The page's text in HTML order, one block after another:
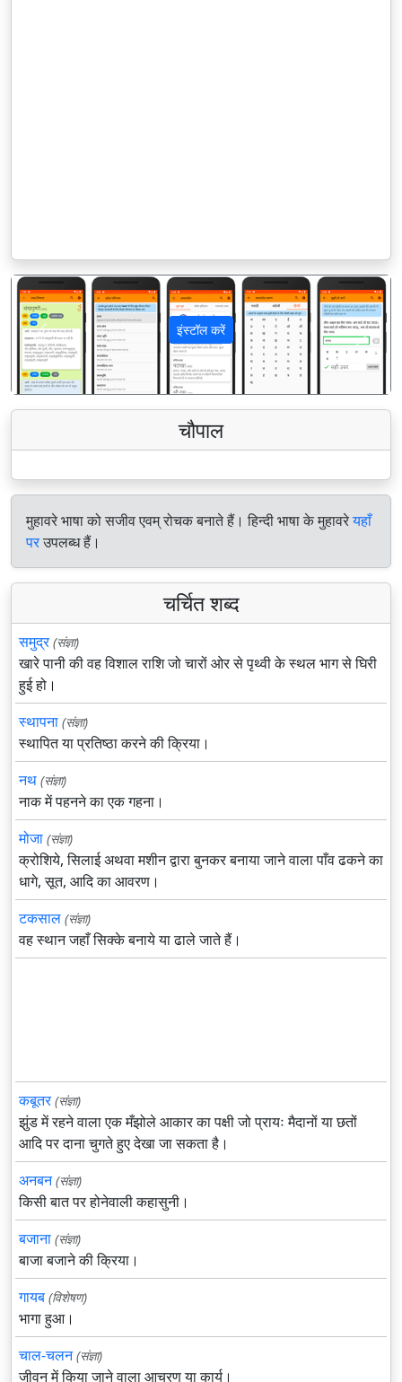
इंस्टॉल करें
पिछला अगला
चौपाल
मुहावरे भाषा को सजीव एवम् रोचक बनाते हैं। हिन्दी भाषा के मुहावरेयहाँ
परउपलब्ध हैं।
चर्चित शब्द
समुद्र (संज्ञा)
खारे पानी की वह विशाल राशि जो चारों ओर से पृथ्वी के स्थल भाग से घिरी
हुई हो।
स्थापना (संज्ञा)
स्थापित या प्रतिष्ठा करने की क्रिया।
नथ (संज्ञा)
नाक में पहनने का एक गहना।
मोजा (संज्ञा)
क्रोशिये, सिलाई अथवा मशीन द्वारा बुनकर बनाया जाने वाला पाँव ढकने का
धागे, सूत, आदि का आवरण।
टकसाल (संज्ञा)
वह स्थान जहाँ सिक्के बनाये या ढाले जाते हैं।
कबूतर (संज्ञा)
झुंड में रहने वाला एक मँझोले आकार का पक्षी जो प्रायः मैदानों या छतों
आदि पर दाना चुगते हुए देखा जा सकता है।
अनबन (संज्ञा)
किसी बात पर होनेवाली कहासुनी।
बजाना (संज्ञा)
बाजा बजाने की क्रिया।
गायब (विशेषण)
भागा हुआ।
चाल-चलन (संज्ञा)
जीवन में किया जाने वाला आचरण या कार्य।